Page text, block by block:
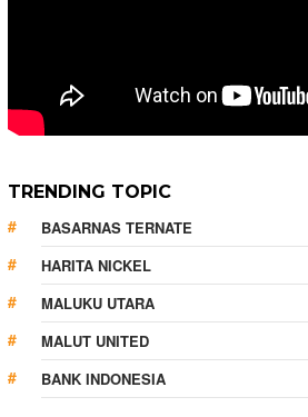
TRENDING TOPIC
BASARNAS TERNATE
HARITA NICKEL
MALUKU UTARA
MALUT UNITED
BANK INDONESIA